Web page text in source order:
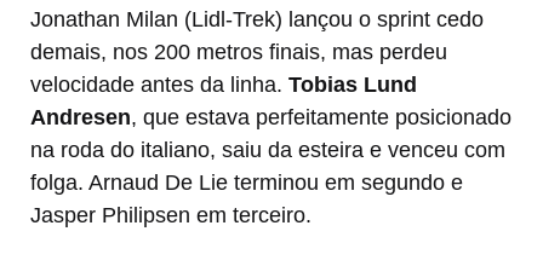
Jonathan Milan (Lidl-Trek) lançou o sprint cedo
demais, nos 200 metros finais, mas perdeu
velocidade antes da linha. Tobias Lund
Andresen, que estava perfeitamente posicionado
na roda do italiano, saiu da esteira e venceu com
folga. Arnaud De Lie terminou em segundo e
Jasper Philipsen em terceiro.